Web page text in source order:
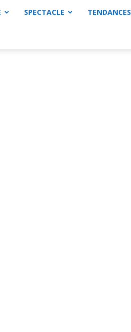
SPECTACLE TENDANCES